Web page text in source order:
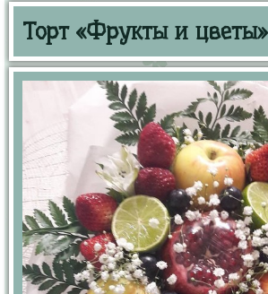
Торт «Фрукты и цветы»